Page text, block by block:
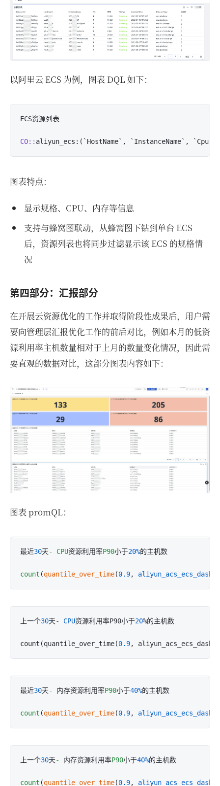
以阿里云 ECS 为例，图表 DQL 如下：
ECS资源列表
CO:: aliyun_ecs:(`HostName`, `InstanceName`,
图表特点：
显示规格、CPU、内存等信息
支持与蜂窝图联动，从蜂窝图下钻到单台 ECS
后，资源列表也将同步过滤显示该 ECS 的规格情
况
第四部分：汇报部分
在开展云资源优化的工作并取得阶段性成果后，用户需
要向管理层汇报优化工作的前后对比，例如本月的低资
源利用率主机数量相对于上月的数量变化情况，因此需
要直观的数据对比，这部分图表内容如下：
图表 promQL：
最近30天- CPU资源利用率P90小于20%的主机数
count (quantile_over_time(0.9,
上一个30天- CPU资源利用率P90小于20%的主机数
count(quantile_over_time(0.9,
最近30天- 内存资源利用率P90小于40%的主机数
count (quantile_over_time(0.9,
上一个30天- 内存资源利用率P90小于40%的主机数
count (quantile_over_time(0.9,